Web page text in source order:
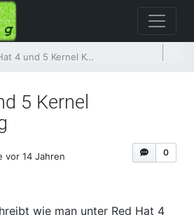
4 und 5 Kernel Kompilierung
5 Kernel
0
vor 14 Jahren
wie man unter Red Hat 4